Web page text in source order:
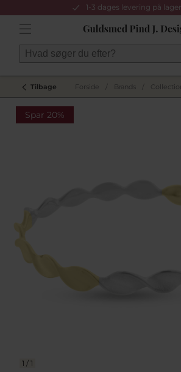
1-3 dages levering på
Tilbage Forside Brands
Spar 20%
1 / 1